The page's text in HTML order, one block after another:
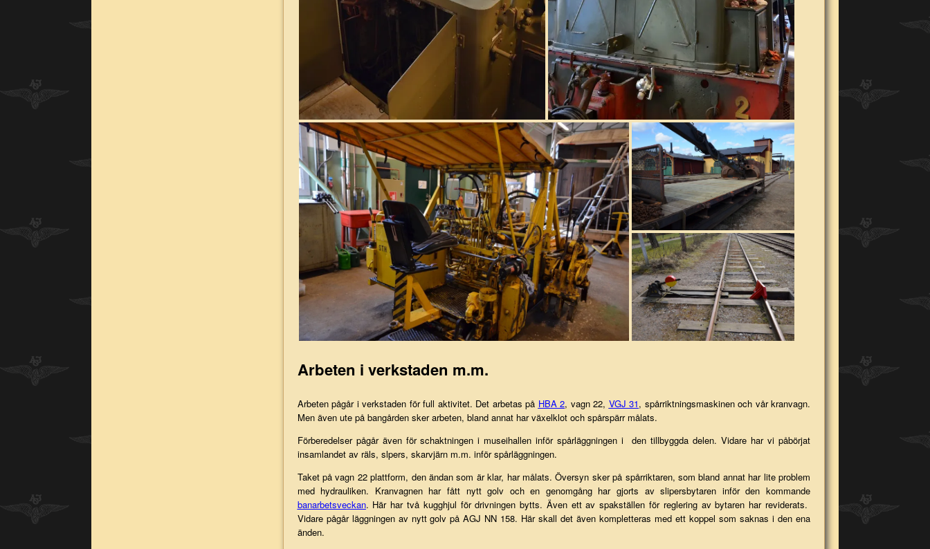
Arbeten i verkstaden m.m.
Arbeten pågår i verkstaden för full aktivitet. Det arbetas på HBA 2, vagn 22, VGJ 31, spårriktningsmaskinen och vår kranvagn.
Men även ute på bangården sker arbeten, bland annat har växelklot och spårspärr målats.
Förberedelser pågår även för schaktningen i museihallen inför spårläggningen i den tillbyggda delen. Vidare har vi påbörjat
insamlandet av räls, slpers, skarvjärn m.m. inför spårläggningen.
Taket på vagn 22 plattform, den ändan som är klar, har målats. Översyn sker på spårriktaren, som bland annat har lite problem
med hydrauliken. Kranvagnen har fått nytt golv och en genomgång har gjorts av slipersbytaren inför den kommande
banarbetsveckan. Här har två kugghjul för drivningen bytts. Även ett av spakställen för reglering av bytaren har reviderats.
Vidare pågår läggningen av nytt golv på AGJ NN 158. Här skall det även kompletteras med ett koppel som saknas i den ena
änden.